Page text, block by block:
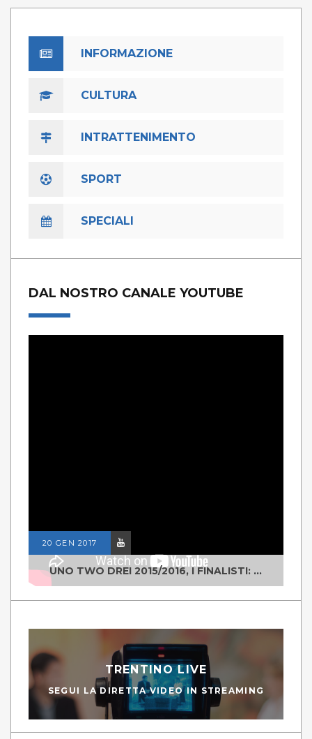
INFORMAZIONE
CULTURA
INTRATTENIMENTO
SPORT
SPECIALI
DAL NOSTRO CANALE YOUTUBE
20 GEN 2017
UNO TWO DREI 2015/2016, I FINALISTI: CLASSE IV ALS ISTITUTO "DEGASPERI" BORGO VALSUGANA
TRENTINO LIVE
SEGUI LA DIRETTA VIDEO IN STREAMING